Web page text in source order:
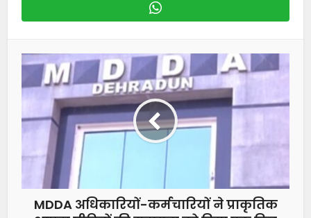
MDDA अधिकारियों-कर्मचारियों ने प्राकृतिक